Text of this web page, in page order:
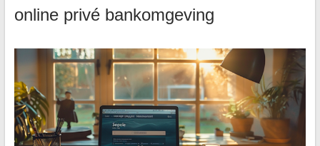
online privé bankomgeving